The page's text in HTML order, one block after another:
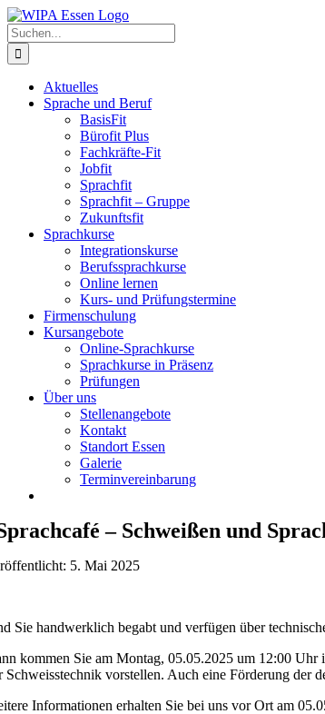
Zum
Inhalt
springen
Suche
nach:
Aktuelles
Sprache und Beruf
BasisFit
Bürofit Plus
Fachkräfte-Fit
Jobfit
Sprachfit
Sprachfit – Gruppe
Zukunftsfit
Sprachkurse
Integrationskurse
Berufssprachkurse
Online lernen
Kurs- und Prüfungstermine
Firmenschulung
Kursangebote
Online-Sprachkurse
Sprachkurse in Präsenz
Prüfungen
Über uns
Stellenangebote
Kontakt
Standort Essen
Galerie
Terminvereinbarung
– Schweißen und
5. Mai 2025
Sie handwerklich begabt und verfügen über
kommen Sie am Montag, 05.05.2025 um 12:00
Schweisstechnik vorstellen. Auch eine Förderung der
Informationen erhalten Sie bei uns vor Ort am